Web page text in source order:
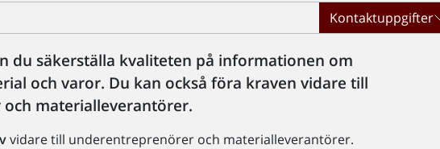
Kontaktuppgifter
du säkerställa kvaliteten på informationen om
och varor. Du kan också föra kraven vidare till
materialleverantörer.
vidare till underentreprenörer och materialleverantörer.